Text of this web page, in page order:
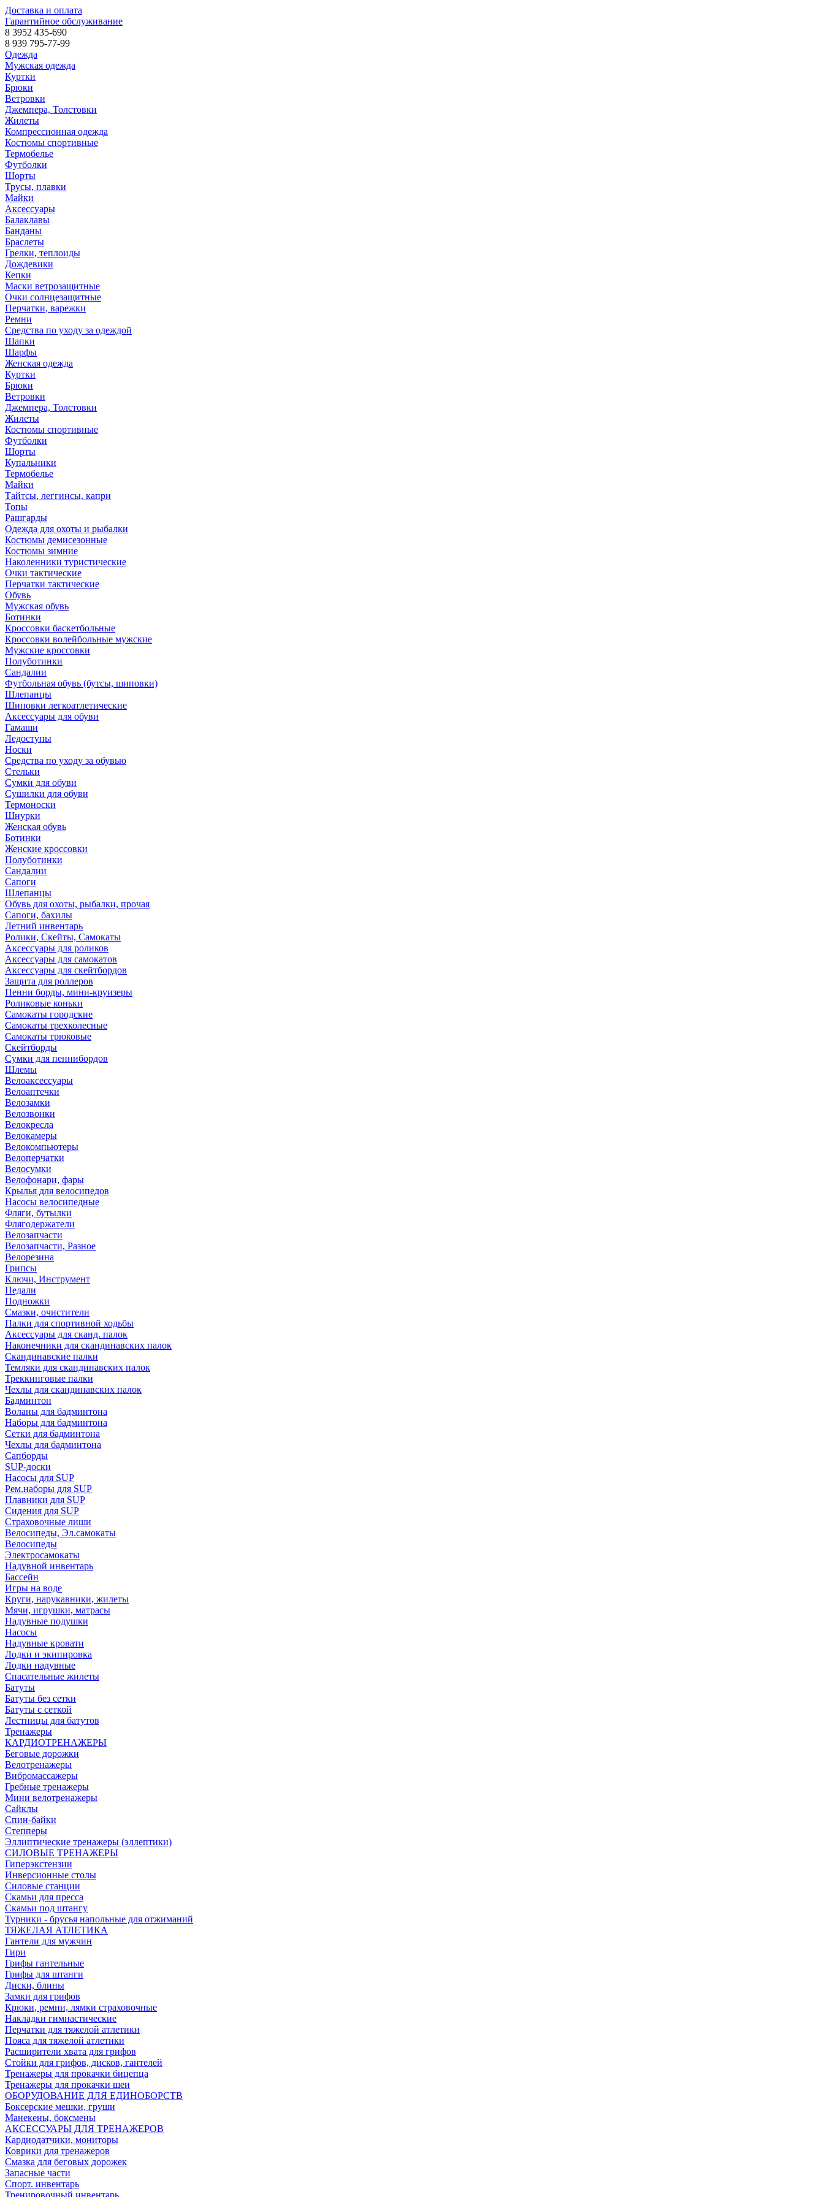
Доставка и оплата
Гарантийное обслуживание
8 3952 435-690
8 939 795-77-99
Одежда
Мужская одежда
Куртки
Брюки
Ветровки
Джемпера, Толстовки
Жилеты
Компрессионная одежда
Костюмы спортивные
Термобелье
Футболки
Шорты
Трусы, плавки
Майки
Аксессуары
Балаклавы
Банданы
Браслеты
Грелки, теплоиды
Дождевики
Кепки
Маски ветрозащитные
Очки солнцезащитные
Перчатки, варежки
Ремни
Средства по уходу за одеждой
Шапки
Шарфы
Женская одежда
Куртки
Брюки
Ветровки
Джемпера, Толстовки
Жилеты
Костюмы спортивные
Футболки
Шорты
Купальники
Термобелье
Майки
Тайтсы, леггинсы, капри
Топы
Рашгарды
Одежда для охоты и рыбалки
Костюмы демисезонные
Костюмы зимние
Наколенники туристические
Очки тактические
Перчатки тактические
Обувь
Мужская обувь
Ботинки
Кроссовки баскетбольные
Кроссовки волейбольные мужские
Мужские кроссовки
Полуботинки
Сандалии
Футбольная обувь (бутсы, шиповки)
Шлепанцы
Шиповки легкоатлетические
Аксессуары для обуви
Гамаши
Ледоступы
Носки
Средства по уходу за обувью
Стельки
Сумки для обуви
Сушилки для обуви
Термоноски
Шнурки
Женская обувь
Ботинки
Женские кроссовки
Полуботинки
Сандалии
Сапоги
Шлепанцы
Обувь для охоты, рыбалки, прочая
Сапоги, бахилы
Летний инвентарь
Ролики, Скейты, Самокаты
Аксессуары для роликов
Аксессуары для самокатов
Аксессуары для скейтбордов
Защита для роллеров
Пенни борды, мини-круизеры
Роликовые коньки
Самокаты городские
Самокаты трехколесные
Самокаты трюковые
Скейтборды
Сумки для пеннибордов
Шлемы
Велоаксессуары
Велоаптечки
Велозамки
Велозвонки
Велокресла
Велокамеры
Велокомпьютеры
Велоперчатки
Велосумки
Велофонари, фары
Крылья для велосипедов
Насосы велосипедные
Фляги, бутылки
Флягодержатели
Велозапчасти
Велозапчасти, Разное
Велорезина
Грипсы
Ключи, Инструмент
Педали
Подножки
Смазки, очистители
Палки для спортивной ходьбы
Аксессуары для сканд. палок
Наконечники для скандинавских палок
Скандинавские палки
Темляки для скандинавских палок
Треккинговые палки
Чехлы для скандинавских палок
Бадминтон
Воланы для бадминтона
Наборы для бадминтона
Сетки для бадминтона
Чехлы для бадминтона
Сапборды
SUP-доски
Насосы для SUP
Рем.наборы для SUP
Плавники для SUP
Сидения для SUP
Страховочные лиши
Велосипеды, Эл.самокаты
Велосипеды
Электросамокаты
Надувной инвентарь
Бассейн
Игры на воде
Круги, нарукавники, жилеты
Мячи, игрушки, матрасы
Надувные подушки
Насосы
Надувные кровати
Лодки и экипировка
Лодки надувные
Спасательные жилеты
Батуты
Батуты без сетки
Батуты с сеткой
Лестницы для батутов
Тренажеры
КАРДИОТРЕНАЖЕРЫ
Беговые дорожки
Велотренажеры
Вибромассажеры
Гребные тренажеры
Мини велотренажеры
Сайклы
Спин-байки
Степперы
Эллиптические тренажеры (эллептики)
СИЛОВЫЕ ТРЕНАЖЕРЫ
Гиперэкстензии
Инверсионные столы
Силовые станции
Скамьи для пресса
Скамьи под штангу
Турники - брусья напольные для отжиманий
ТЯЖЕЛАЯ АТЛЕТИКА
Гантели для мужчин
Гири
Грифы гантельные
Грифы для штанги
Диски, блины
Замки для грифов
Крюки, ремни, лямки страховочные
Накладки гимнастические
Перчатки для тяжелой атлетики
Пояса для тяжелой атлетики
Расширители хвата для грифов
Стойки для грифов, дисков, гантелей
Тренажеры для прокачки бицепца
Тренажеры для прокачки шеи
ОБОРУДОВАНИЕ ДЛЯ ЕДИНОБОРСТВ
Боксерские мешки, груши
Манекены, боксмены
АКСЕССУАРЫ ДЛЯ ТРЕНАЖЕРОВ
Кардиодатчики, мониторы
Коврики для тренажеров
Смазка для беговых дорожек
Запасные части
Спорт. инвентарь
Тренировочный инвентарь